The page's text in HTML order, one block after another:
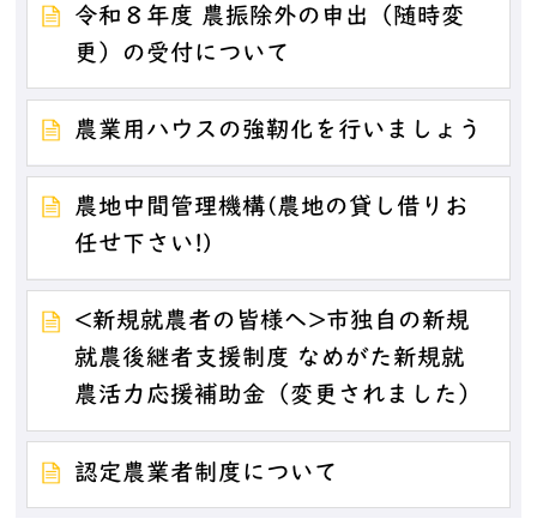
令和８年度 農振除外の申出（随時変
更）の受付について
農業用ハウスの強靭化を行いましょう
農地中間管理機構(農地の貸し借りお
任せ下さい!)
<新規就農者の皆様へ>市独自の新規
就農後継者支援制度 なめがた新規就
農活力応援補助金（変更されました）
認定農業者制度について